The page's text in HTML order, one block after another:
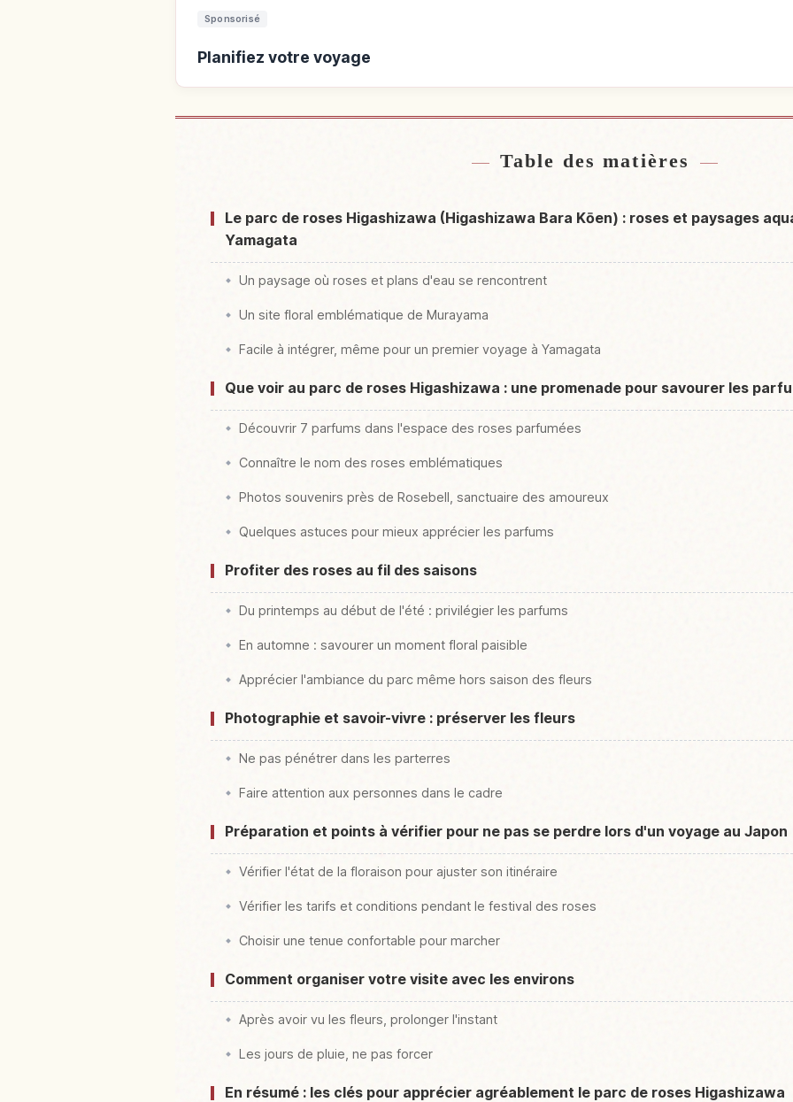
Sponsorisé
Planifiez votre voyage
Table des matières
Le parc de roses Higashizawa (Higashizawa Bara Kōen) : roses et paysages
Yamagata
Un paysage où roses et plans d'eau se rencontrent
Un site floral emblématique de Murayama
Facile à intégrer, même pour un premier voyage à Yamagata
Que voir au parc de roses Higashizawa : une promenade pour savourer les
Découvrir 7 parfums dans l'espace des roses parfumées
Connaître le nom des roses emblématiques
Photos souvenirs près de Rosebell, sanctuaire des amoureux
Quelques astuces pour mieux apprécier les parfums
Profiter des roses au fil des saisons
Du printemps au début de l'été : privilégier les parfums
En automne : savourer un moment floral paisible
Apprécier l'ambiance du parc même hors saison des fleurs
Photographie et savoir-vivre : préserver les fleurs
Ne pas pénétrer dans les parterres
Faire attention aux personnes dans le cadre
Préparation et points à vérifier pour ne pas se perdre lors d'un voyage au Japon
Vérifier l'état de la floraison pour ajuster son itinéraire
Vérifier les tarifs et conditions pendant le festival des roses
Choisir une tenue confortable pour marcher
Comment organiser votre visite avec les environs
Après avoir vu les fleurs, prolonger l'instant
Les jours de pluie, ne pas forcer
En résumé : les clés pour apprécier agréablement le parc de roses Higashizawa